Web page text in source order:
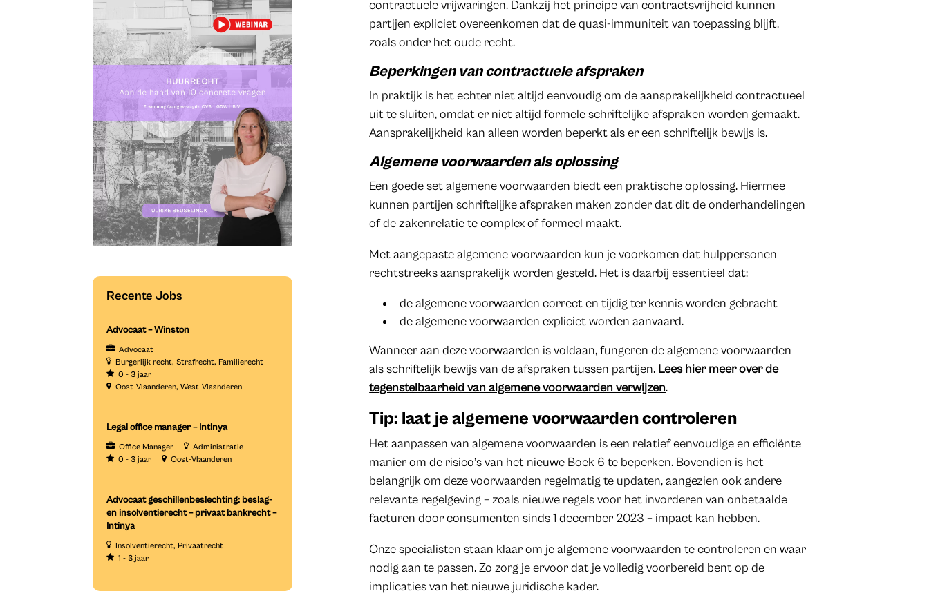
Recente Jobs
Advocaat – Winston
Advocaat
Burgerlijk recht Strafrecht Familierecht
0 - 3 jaar
Oost-Vlaanderen West-Vlaanderen
Legal office manager – Intinya
Office Manager
Administratie
0 - 3 jaar
Oost-Vlaanderen
Advocaat geschillenbeslechting: beslag-
en insolventierecht – privaat bankrecht –
Intinya
Insolventierecht Privaatrecht
1 - 3 jaar
contractuele vrijwaringen. Dankzij het principe van contractsvrijheid kunnen
partijen expliciet overeenkomen dat de quasi-immuniteit van toepassing blijft,
zoals onder het oude recht.
Beperkingen van contractuele afspraken
In praktijk is het echter niet altijd eenvoudig om de aansprakelijkheid contractueel
uit te sluiten, omdat er niet altijd formele schriftelijke afspraken worden gemaakt.
Aansprakelijkheid kan alleen worden beperkt als er een schriftelijk bewijs is.
Algemene voorwaarden als oplossing
Een goede set algemene voorwaarden biedt een praktische oplossing. Hiermee
kunnen partijen schriftelijke afspraken maken zonder dat dit de onderhandelingen
of de zakenrelatie te complex of formeel maakt.
Met aangepaste algemene voorwaarden kun je voorkomen dat hulppersonen
rechtstreeks aansprakelijk worden gesteld. Het is daarbij essentieel dat:
de algemene voorwaarden correct en tijdig ter kennis worden gebracht
de algemene voorwaarden expliciet worden aanvaard.
Wanneer aan deze voorwaarden is voldaan, fungeren de algemene voorwaarden
als schriftelijk bewijs van de afspraken tussen partijen. Lees hier meer over de
tegenstelbaarheid van algemene voorwaarden verwijzen.
Tip: laat je algemene voorwaarden controleren
Het aanpassen van algemene voorwaarden is een relatief eenvoudige en efficiënte
manier om de risico’s van het nieuwe Boek 6 te beperken. Bovendien is het
belangrijk om deze voorwaarden regelmatig te updaten, aangezien ook andere
relevante regelgeving – zoals nieuwe regels voor het invorderen van onbetaalde
facturen door consumenten sinds 1 december 2023 – impact kan hebben.
Onze specialisten staan klaar om je algemene voorwaarden te controleren en waar
nodig aan te passen. Zo zorg je ervoor dat je volledig voorbereid bent op de
implicaties van het nieuwe juridische kader.